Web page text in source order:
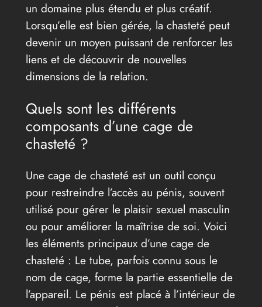
un domaine plus étendu et plus créatif.
Lorsqu’elle est bien gérée, la chasteté peut
devenir un moyen puissant de renforcer les
liens et de découvrir de nouvelles
dimensions de la relation.
Quels sont les différents
composants d’une cage de
chasteté ?
Une cage de chasteté est un outil conçu
pour restreindre l’accès au pénis, souvent
utilisé pour gérer le plaisir sexuel masculin
ou pour améliorer la maîtrise de soi. Voici
les éléments principaux d’une cage de
chasteté : Le tube, parfois connu sous le
nom de cage, forme la partie essentielle de
l’appareil. Le pénis est placé à l’intérieur de